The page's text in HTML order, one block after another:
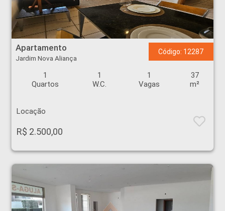
Apartamento - Jardim Nova Aliança - Ribeirão Preto
Apartamento
Jardim Nova Aliança
Código: 12287
1
Quartos
1
W.C.
1
Vagas
37
m²
Locação
R$ 2.500,00